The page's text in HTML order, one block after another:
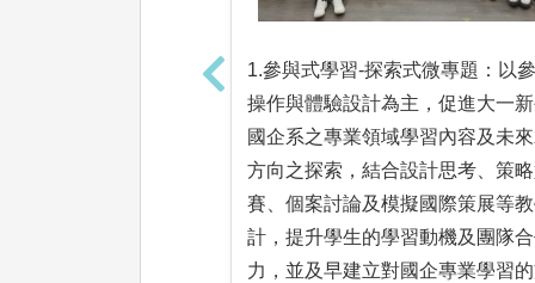
1.參與式學習-探索式微專題：以
操作與體驗設計為主，促進大一
國企系之專業領域學習內容及未
方向之探索，結合設計思考、策
賽、個案討論及模擬國際策展等
計，提升學生的學習動機及團隊
力，並及早建立對國企專業學習